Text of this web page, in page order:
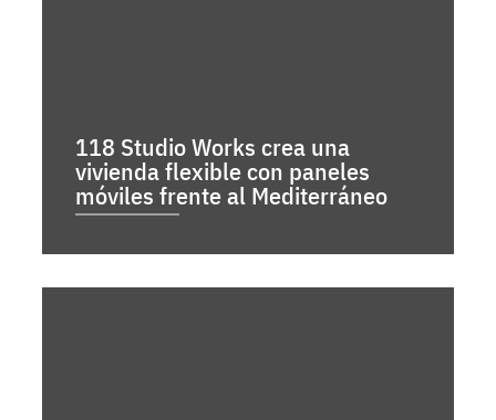
118 Studio Works crea una
vivienda flexible con paneles
móviles frente al Mediterráneo